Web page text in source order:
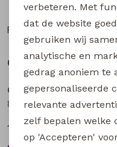
Ruilen en retourneren
Gerelateerde
City Life
18,74
24,99
Analytische
Marketing cookies
verbeteren. Met
dat de website
gebruiken wij
analytische en
gedrag anoniem te
gepersonaliseerde
relevante
zelf bepalen welke
op 'Accepteren'